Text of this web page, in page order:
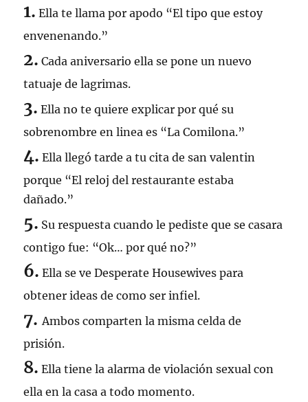
1. Ella te llama por apodo “El tipo que estoy
envenenando.”
2. Cada aniversario ella se pone un nuevo
tatuaje de lagrimas.
3. Ella no te quiere explicar por qué su
sobrenombre en linea es “La Comilona.”
4. Ella llegó tarde a tu cita de san valentin
porque “El reloj del restaurante estaba
dañado.”
5. Su respuesta cuando le pediste que se casara
contigo fue: “Ok… por qué no?”
6. Ella se ve Desperate Housewives para
obtener ideas de como ser infiel.
7.Ambos comparten la misma celda de
prisión.
8. Ella tiene la alarma de violación sexual con
ella en la casa a todo momento.